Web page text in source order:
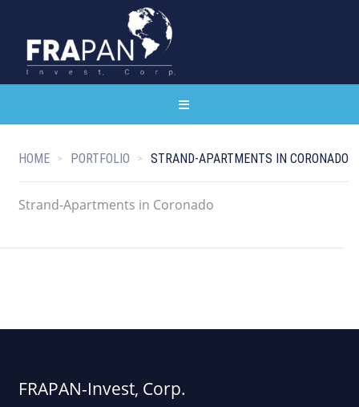
HOME PORTFOLIO STRAND-APARTMENTS IN CORONADO
Strand-Apartments in Coronado
Strand-Apartments in Coronado
FRAPAN-Invest, Corp.